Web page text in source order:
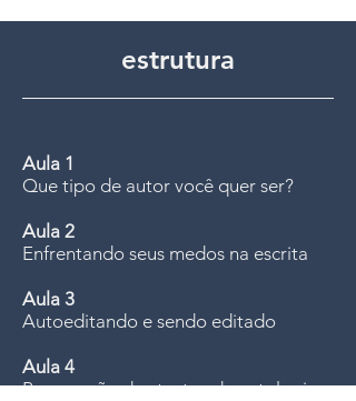
estrutura
Aula 1
Que tipo de autor você quer ser?
Aula 2
Enfrentando seus medos na escrita
Aula 3
Autoeditando e sendo editado
Aula 4
Preparação dos textos da antologia